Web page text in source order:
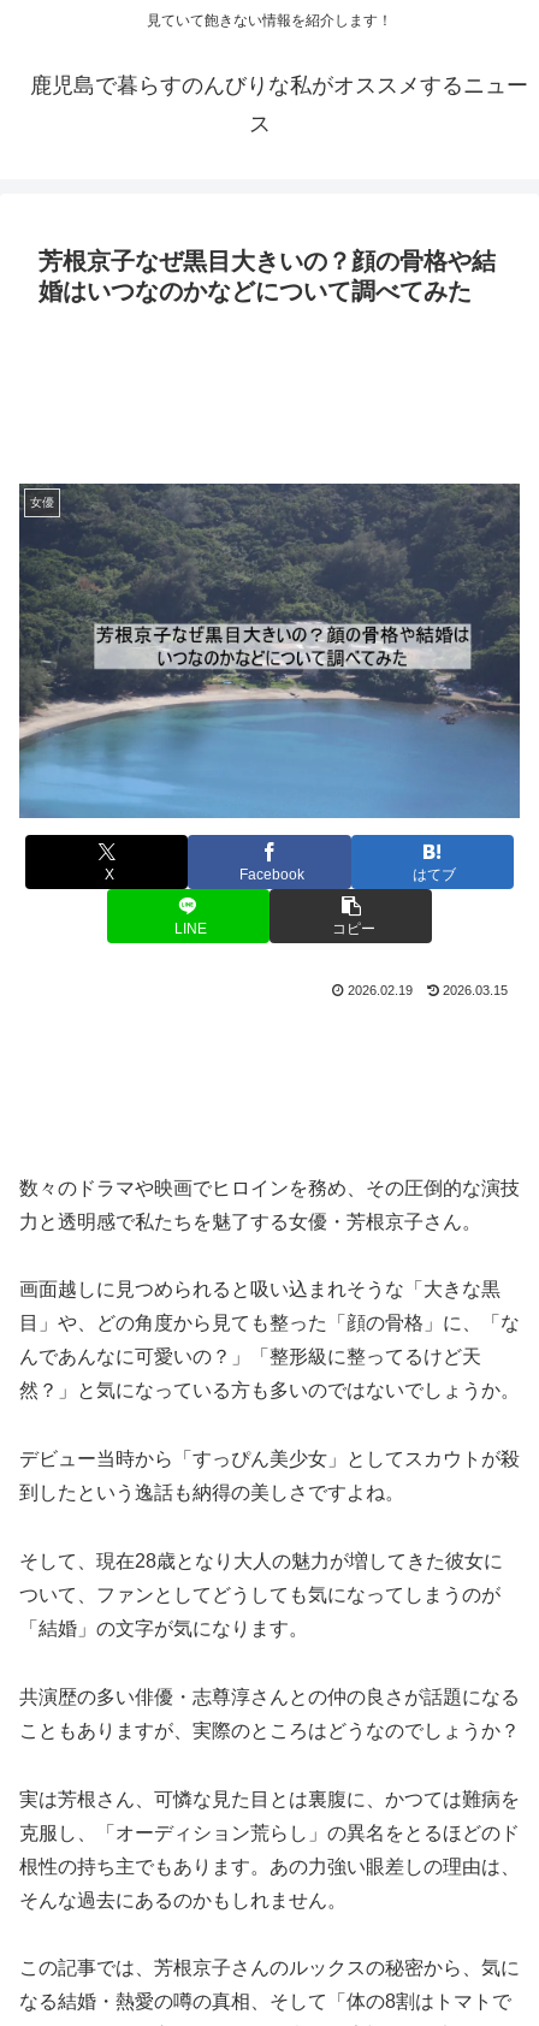
見ていて飽きない情報を紹介します！
鹿児島で暮らすのんびりな私がオススメするニュー
ス
芳根京子なぜ黒目大きいの？顔の骨格や結
婚はいつなのかなどについて調べてみた
女優
X Facebook はてブ
LINE コピー
2026.02.19 2026.03.15
数々のドラマや映画でヒロインを務め、その圧倒的な演技
力と透明感で私たちを魅了する女優・芳根京子さん。
画面越しに見つめられると吸い込まれそうな「大きな黒
目」や、どの角度から見ても整った「顔の骨格」に、「な
んであんなに可愛いの？」「整形級に整ってるけど天
然？」と気になっている方も多いのではないでしょうか。
デビュー当時から「すっぴん美少女」としてスカウトが殺
到したという逸話も納得の美しさですよね。
そして、現在28歳となり大人の魅力が増してきた彼女に
ついて、ファンとしてどうしても気になってしまうのが
「結婚」の文字が気になります。
共演歴の多い俳優・志尊淳さんとの仲の良さが話題になる
こともありますが、実際のところはどうなのでしょうか？
実は芳根さん、可憐な見た目とは裏腹に、かつては難病を
克服し、「オーディション荒らし」の異名をとるほどのド
根性の持ち主でもあります。あの力強い眼差しの理由は、
そんな過去にあるのかもしれません。
この記事では、芳根京子さんのルックスの秘密から、気に
なる結婚・熱愛の噂の真相、そして「体の8割はトマトで